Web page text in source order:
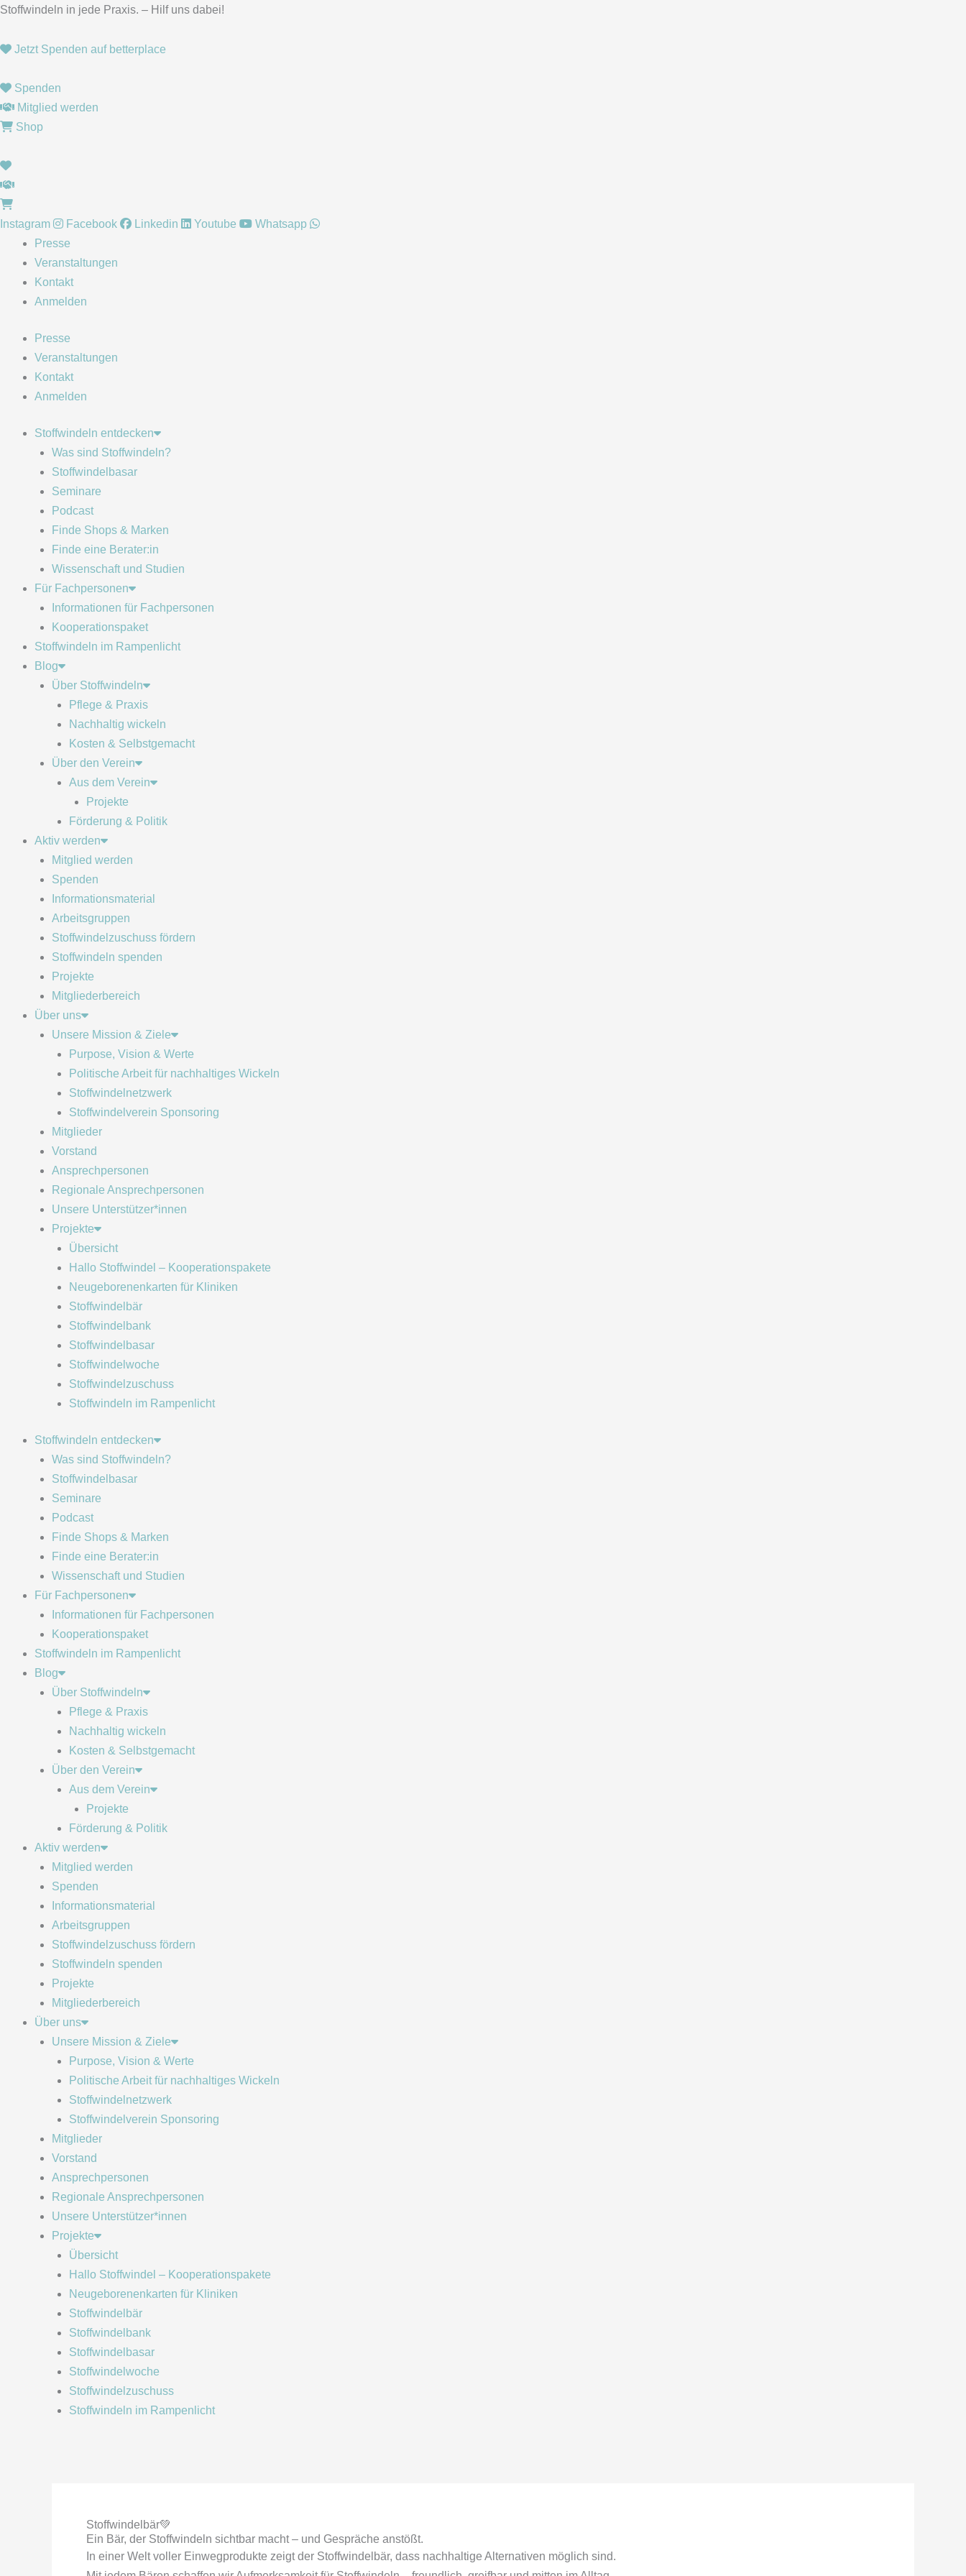
Zum
springen
Stoffwindeln in jede Praxis. – Hilf uns dabei!
Jetzt Spenden auf betterplace
Spenden
Mitglied werden
Shop
Instagram Facebook Linkedin Youtube
Whatsapp
Presse
Veranstaltungen
Kontakt
Anmelden
Presse
Veranstaltungen
Kontakt
Anmelden
Stoffwindeln entdecken
Was sind Stoffwindeln?
Stoffwindelbasar
Seminare
Podcast
Finde Shops & Marken
Finde eine Berater:in
Wissenschaft und Studien
Für Fachpersonen
Informationen für Fachpersonen
Kooperationspaket
Stoffwindeln im Rampenlicht
Blog
Über Stoffwindeln
Pflege & Praxis
Nachhaltig wickeln
Kosten & Selbstgemacht
Über den Verein
Aus dem Verein
Projekte
Förderung & Politik
Aktiv werden
Mitglied werden
Spenden
Informationsmaterial
Arbeitsgruppen
Stoffwindelzuschuss fördern
Stoffwindeln spenden
Projekte
Mitgliederbereich
Über uns
Unsere Mission & Ziele
Purpose, Vision & Werte
Politische Arbeit für nachhaltiges Wickeln
Stoffwindelnetzwerk
Stoffwindelverein Sponsoring
Mitglieder
Vorstand
Ansprechpersonen
Regionale Ansprechpersonen
Unsere Unterstützer*innen
Projekte
Übersicht
Hallo Stoffwindel – Kooperationspakete
Neugeborenenkarten für Kliniken
Stoffwindelbär
Stoffwindelbank
Stoffwindelbasar
Stoffwindelwoche
Stoffwindelzuschuss
Stoffwindeln im Rampenlicht
Stoffwindeln entdecken
Was sind Stoffwindeln?
Stoffwindelbasar
Seminare
Podcast
Finde Shops & Marken
Finde eine Berater:in
Wissenschaft und Studien
Für Fachpersonen
Informationen für Fachpersonen
Kooperationspaket
Stoffwindeln im Rampenlicht
Blog
Über Stoffwindeln
Pflege & Praxis
Nachhaltig wickeln
Kosten & Selbstgemacht
Über den Verein
Aus dem Verein
Projekte
Förderung & Politik
Aktiv werden
Mitglied werden
Spenden
Informationsmaterial
Arbeitsgruppen
Stoffwindelzuschuss fördern
Stoffwindeln spenden
Projekte
Mitgliederbereich
Über uns
Unsere Mission & Ziele
Purpose, Vision & Werte
Politische Arbeit für nachhaltiges Wickeln
Stoffwindelnetzwerk
Stoffwindelverein Sponsoring
Mitglieder
Vorstand
Ansprechpersonen
Regionale Ansprechpersonen
Unsere Unterstützer*innen
Projekte
Übersicht
Hallo Stoffwindel – Kooperationspakete
Neugeborenenkarten für Kliniken
Stoffwindelbär
Stoffwindelbank
Stoffwindelbasar
Stoffwindelwoche
Stoffwindelzuschuss
Stoffwindeln im Rampenlicht
Stoffwindelbär💚
Ein Bär, der Stoffwindeln sichtbar macht – und Gespräche anstößt.
In einer Welt voller Einwegprodukte zeigt der Stoffwindelbär, dass nachhaltige Alternativen möglich sind.